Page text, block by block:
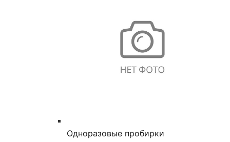
Одноразовые пробирки